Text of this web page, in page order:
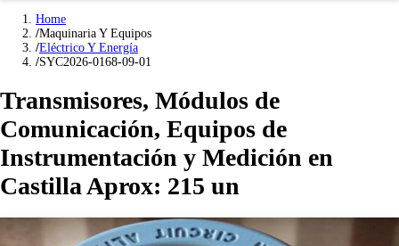
Home
Maquinaria Y Equipos
Eléctrico Y Energía
SYC2026-0168-09-01
Transmisores, Módulos de
Comunicación, Equipos de
Instrumentación y Medición en
Castilla Aprox: 215 un